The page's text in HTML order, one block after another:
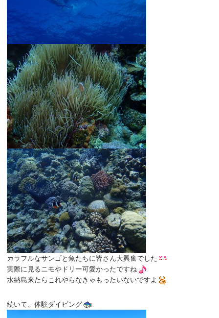
カラフルなサンゴと魚たちに皆さん大興奮でした
実際に見るニモやドリー可愛かったですね
水納島来たらこれやらなきゃもったいないですよ
続いて、体験ダイビング